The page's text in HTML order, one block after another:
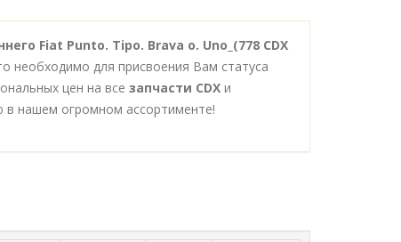
Fiat Punto. Tipo. Brava o. Uno_(778 CDX
необходимо для присвоения Вам статуса
цен на все запчасти CDX и
в нашем огромном ассортименте!